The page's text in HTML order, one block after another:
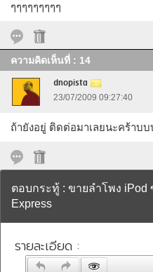
ๆๆๆๆๆๆๆๆๆ
ความคิดเห็นที่ : 14
dnopista
23/07/2009 09:27:40
ถ้ายังอยู่ ติดต่อมาเลยนะคร้าบบ
ตอบกระทู้ : ขายลำโพง iPod
Express
รายละเอียด :